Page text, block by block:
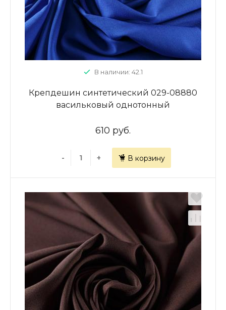
В наличии: 42.1
Крепдешин синтетический 029-08880
васильковый однотонный
610 руб.
- + В корзину